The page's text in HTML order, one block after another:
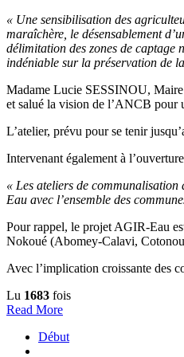
« Une sensibilisation des
maraîchère, le désensablement
délimitation des zones de captage
indéniable sur la préservation de
Madame Lucie SESSINOU, Maire
et salué la vision de l’ANCB pour
L’atelier, prévu pour se tenir
Intervenant également à
« Les ateliers de communalisation
Eau avec l’ensemble des
Pour rappel, le projet AGIR-Eau
Nokoué (Abomey-Calavi,
Avec l’implication croissante des
Lu 1683 fois
Read More
Début